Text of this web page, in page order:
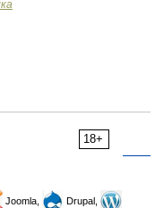
18+
Joomla,
Drupal,